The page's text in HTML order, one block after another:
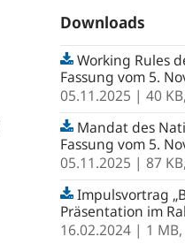
Downloads
Working Rules
Fassung vom 5.
05.11.2025 | 40 KB,
Mandat des
Fassung vom 5.
05.11.2025 | 87 KB,
Impulsvortrag
Präsentation im
16.02.2024 | 1 MB,